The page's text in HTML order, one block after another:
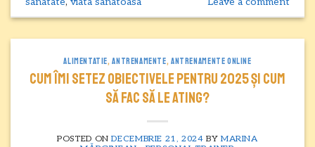
ALIMENTATIE,ANTRENAMENTE,ANTRENAMENTE ONLINE
Cum îmi setez obiectivele pentru 2025 și cum
să fac să le ating?
POSTED ONDECEMBRIE 21, 2024 BYMARINA